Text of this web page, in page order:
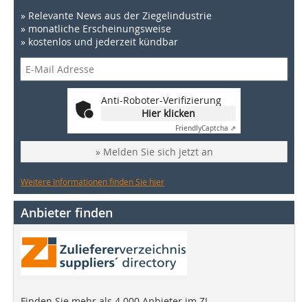
» Relevante News aus der Ziegelindustrie
» monatliche Erscheinungsweise
» kostenlos und jederzeit kündbar
Anti-Roboter-Verifizierung
Hier klicken
FriendlyCaptcha ⇗
» Melden Sie sich jetzt an
Weitere Informationen finden Sie hier
Anbieter finden